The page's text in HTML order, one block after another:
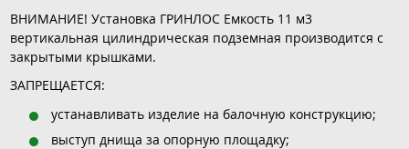
ВНИМАНИЕ! Установка ГРИНЛОС Емкость 11 м3
вертикальная цилиндрическая подземная производится с
закрытыми крышками.
ЗАПРЕЩАЕТСЯ:
устанавливать изделие на балочную конструкцию;
выступ днища за опорную площадку;